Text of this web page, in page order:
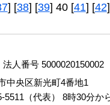
] [38] [39] 40 [41] [42
法人番号 5000020150002
中央区新光町4番地1
（代表）
8時30分か